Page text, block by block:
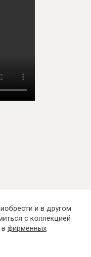
и в другом
с коллекцией
фирменных